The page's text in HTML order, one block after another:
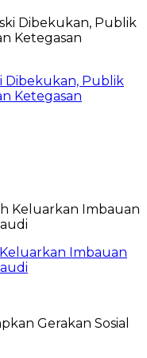
Dibekukan, Publik
Ketegasan
Keluarkan Imbauan